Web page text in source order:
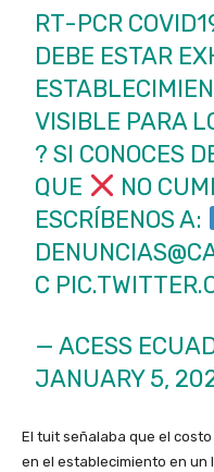
RT-PCR
DEBE ESTAR
VISIBLE PARA
? SI CONOCES
QUE
NO
ESCRÍBENOS A:
C
— ACESS
JANUARY 5,
El tuit señalaba que el
en el establecimiento en un